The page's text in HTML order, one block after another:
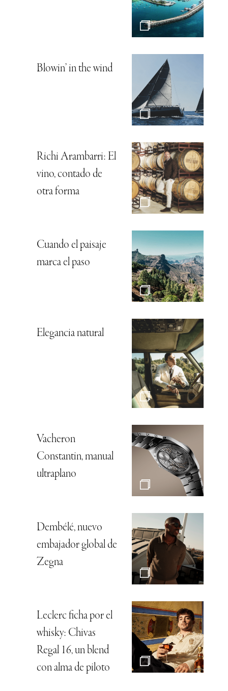
Blowin’ in the wind
Richi Arambarri: El
vino, contado de
otra forma
Cuando el paisaje
marca el paso
Elegancia natural
Vacheron
Constantin, manual
ultraplano
Dembélé, nuevo
embajador global de
Zegna
Leclerc ficha por el
whisky: Chivas
Regal 16, un blend
con alma de piloto